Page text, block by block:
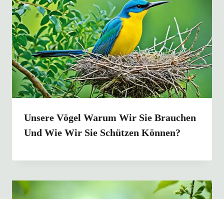
Unsere Vögel Warum Wir Sie Brauchen
Und Wie Wir Sie Schützen Können?